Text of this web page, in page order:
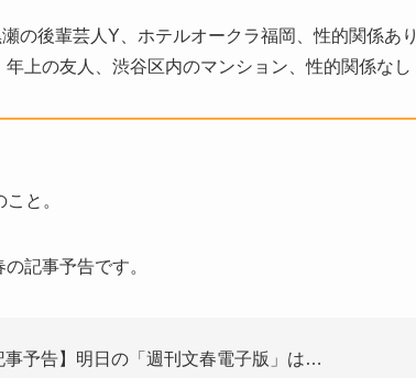
後輩芸人Y、ホテルオークラ福岡、性的関係あり
上の友人、渋谷区内のマンション、性的関係なし
と。
記事予告です。
事予告】明日の「週刊文春電子版」は…